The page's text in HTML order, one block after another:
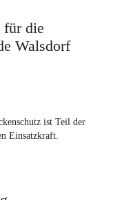
für die
Walsdorf
ist Teil der
Einsatzkraft.